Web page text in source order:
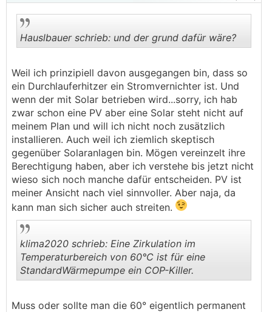
..
Hauslbauer schrieb: und der grund dafür wäre?
Weil ich prinzipiell davon ausgegangen bin, dass so
ein Durchlauferhitzer ein Stromvernichter ist. Und
wenn der mit Solar betrieben wird...sorry, ich hab
zwar schon eine PV aber eine Solar steht nicht auf
meinem Plan und will ich nicht noch zusätzlich
installieren. Auch weil ich ziemlich skeptisch
gegenüber Solaranlagen bin. Mögen vereinzelt ihre
Berechtigung haben, aber ich verstehe bis jetzt nicht
wieso sich noch manche dafür entscheiden. PV ist
meiner Ansicht nach viel sinnvoller. Aber naja, da
kann man sich sicher auch streiten.
klima2020 schrieb: Eine Zirkulation im
Temperaturbereich von 60°C ist für eine
StandardWärmepumpe ein COP-Killer.
Muss oder sollte man die 60° eigentlich permanent